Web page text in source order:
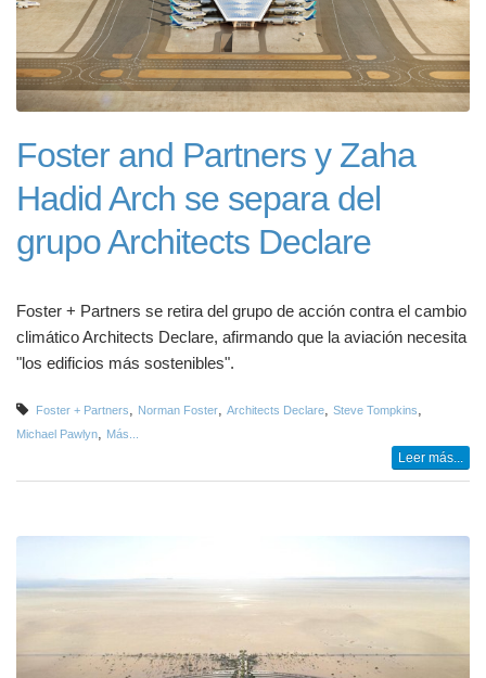
Foster and Partners y Zaha
Hadid Arch se separa del
grupo Architects Declare
Foster + Partners se retira del grupo de acción contra el cambio
climático Architects Declare, afirmando que la aviación necesita
"los edificios más sostenibles".
Foster + Partners, Norman Foster, Architects Declare, Steve Tompkins,
Michael Pawlyn, Más...
Leer más...